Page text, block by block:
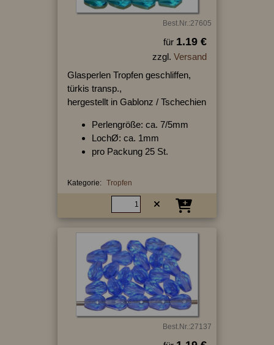
Best.Nr.:27605
für 1.19 €
zzgl. Versand
Glasperlen Tropfen geschliffen,
türkis transp.,
hergestellt in Gablonz / Tschechien
Perlengröße: ca. 7/5mm
LochØ: ca. 1mm
pro Packung 25 St.
Kategorie: Tropfen
Best.Nr.:27137